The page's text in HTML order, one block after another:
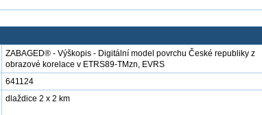
ZABAGED® - Výškopis - Digitální model povrchu České republiky z
obrazové korelace v ETRS89-TMzn, EVRS
641124
dlaždice 2 x 2 km